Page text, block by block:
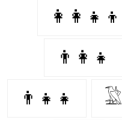
👩‍👩‍👧‍👦
👨‍👩‍👧
👨‍👧‍👧 𓅁